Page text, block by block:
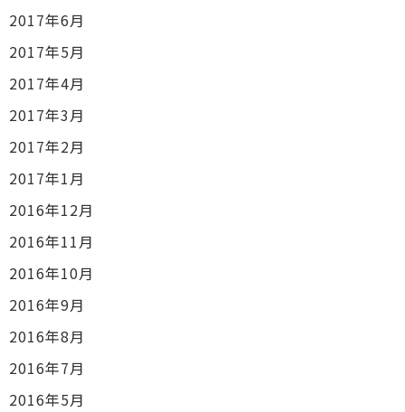
2017年6月
2017年5月
2017年4月
2017年3月
2017年2月
2017年1月
2016年12月
2016年11月
2016年10月
2016年9月
2016年8月
2016年7月
2016年5月